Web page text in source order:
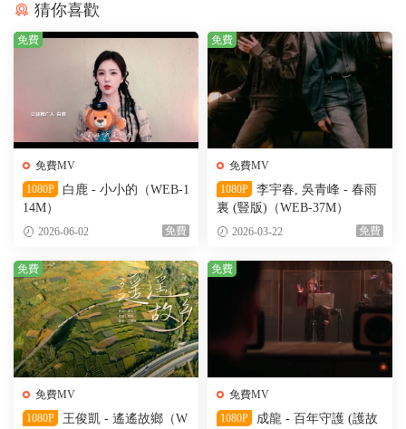
猜你喜歡
免費MV
1080P
白鹿 - 小小的（WEB-1
14M）
2026-06-02 免費
免費
免費MV
1080P
李宇春, 吳青峰 - 春雨
裏 (豎版)（WEB-37M）
2026-03-22 免費
免費
免費MV
1080P
王俊凱 - 遙遙故鄉（W
免費
免費MV
1080P
成龍 - 百年守護 (護故
免費